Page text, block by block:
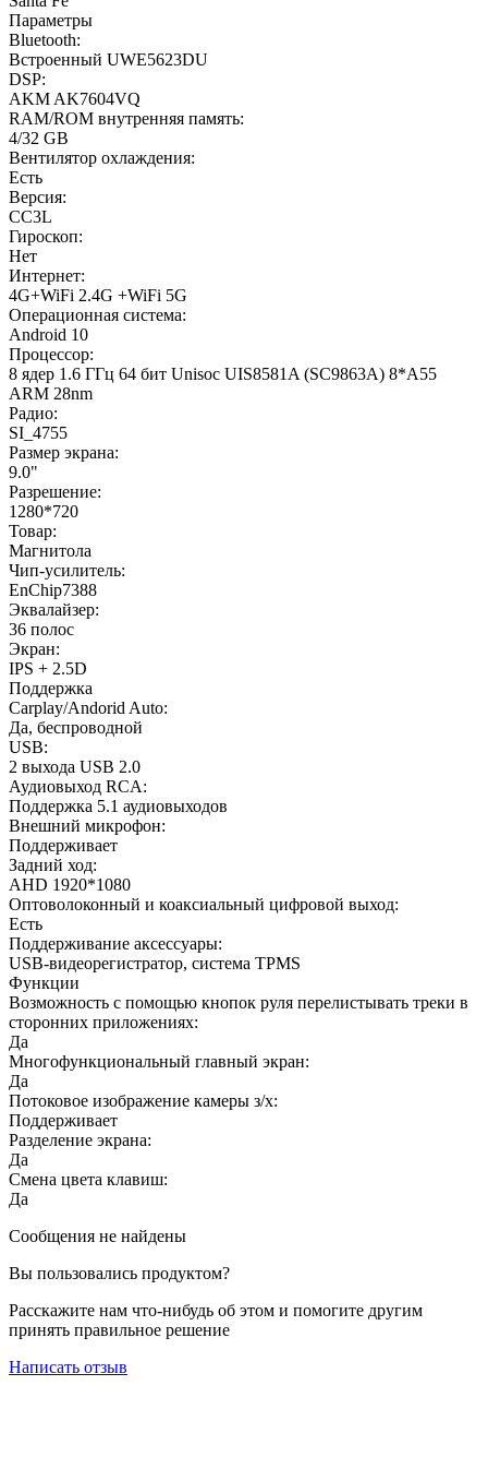
Параметры
Bluetooth:
Встроенный UWE5623DU
DSP:
AKM AK7604VQ
RAM/ROM внутренняя память:
4/32 GB
Вентилятор охлаждения:
Есть
Версия:
CC3L
Гироскоп:
Нет
Интернет:
4G+WiFi 2.4G +WiFi 5G
Операционная система:
Android 10
Процессор:
8 ядер 1.6 ГГц 64 бит Unisoc UIS8581A (SC9863A) 8*A55
ARM 28nm
Радио:
SI_4755
Размер экрана:
9.0"
Разрешение:
1280*720
Товар:
Магнитола
Чип-усилитель:
EnChip7388
Эквалайзер:
36 полос
Экран:
IPS + 2.5D
Поддержка
Carplay/Andorid Auto:
Да, беспроводной
USB:
2 выхода USB 2.0
Аудиовыход RCA:
Поддержка 5.1 аудиовыходов
Внешний микрофон:
Поддерживает
Задний ход:
AHD 1920*1080
Оптоволоконный и коаксиальный цифровой выход:
Есть
Поддерживание аксессуары:
USB-видеорегистратор, система TPMS
Функции
Возможность с помощью кнопок руля перелистывать треки в
сторонних приложениях:
Да
Многофункциональный главный экран:
Да
Потоковое изображение камеры з/х:
Поддерживает
Разделение экрана:
Да
Смена цвета клавиш:
Да
Сообщения не найдены
Вы пользовались продуктом?
Расскажите нам что-нибудь об этом и помогите другим
принять правильное решение
Написать отзыв